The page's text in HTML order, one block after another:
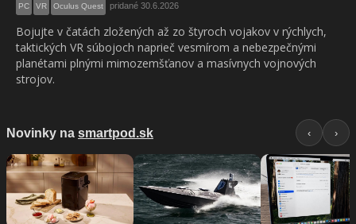
PC VR Oculus Quest pridané 30.6.2026
Bojujte v čatách zložených až zo štyroch vojakov v rýchlych,
taktických VR súbojoch naprieč vesmírom a nebezpečnými
planétami plnými mimozemšťanov a masívnych vojnových
strojov.